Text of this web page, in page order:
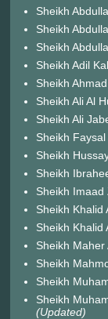
Sheikh
Sheikh
Sheikh
Sheikh Adil
Sheikh
Sheikh Ali Al
Sheikh Ali
Sheikh
Sheikh
Sheikh
Sheikh Imaad
Sheikh Khalid
Sheikh Khalid
Sheikh Maher
Sheikh
Sheikh
Sheikh
(Updated)